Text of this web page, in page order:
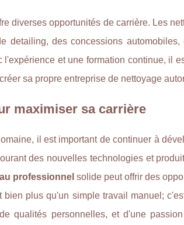
diverses opportunités de carrière. Les
detailing, des concessions
l'expérience et une formation continue, il
sa propre entreprise de nettoyage
maximiser sa carrière
il est important de continuer à
des nouvelles technologies et
professionnel solide peut offrir des
bien plus qu'un simple travail manuel;
qualités personnelles, et d'une